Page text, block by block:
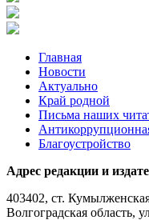
Главная
Новости
Актуально
Край родной
Письма наших
Благоустройство
Адрес редакции и
403402, ст.
Волгоградская область,